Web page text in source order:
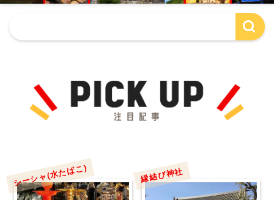
シーシャ(水たばこ) 縁結び神社